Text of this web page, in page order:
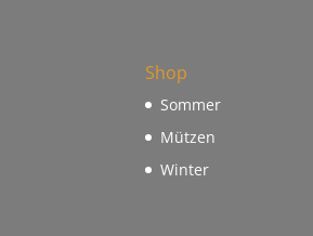
Shop
Sommer
Mützen
Winter